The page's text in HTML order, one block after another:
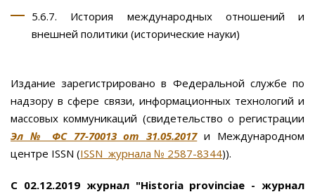
5.6.7. История международных отношений и
внешней политики (исторические науки)
Издание зарегистрировано в Федеральной службе по
надзору в сфере связи, информационных технологий и
массовых коммуникаций (свидетельство о регистрации
Эл № ФС 77-70013 от 31.05.2017и Международном
центре ISSN (ISSN журнала № 2587-8344)).
С 02.12.2019 журнал "Historia provinciae - журнал